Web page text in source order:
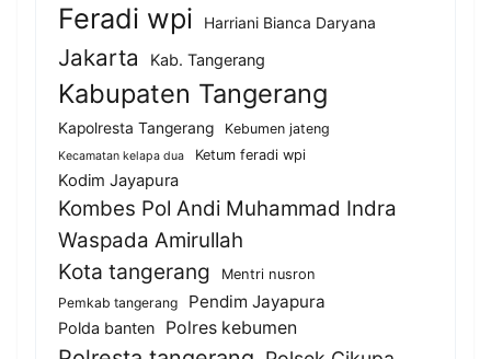
Feradi wpi Harriani Bianca Daryana
Jakarta Kab. Tangerang
Kabupaten Tangerang
Kapolresta Tangerang Kebumen jateng
Kecamatan kelapa dua Ketum feradi wpi
Kodim Jayapura
Kombes Pol Andi Muhammad Indra
Waspada Amirullah
Kota tangerang
Mentri nusron
Pemkab tangerang
Pendim Jayapura
Polda banten Polres kebumen